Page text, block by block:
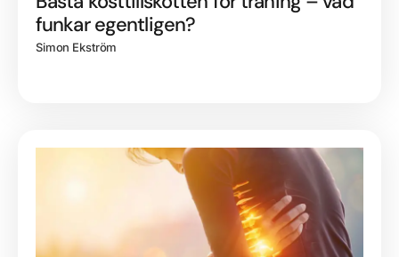
funkar egentligen?
Simon Ekström